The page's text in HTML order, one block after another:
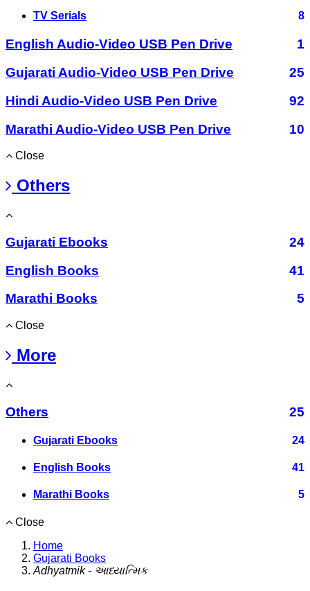
TV Serials 8
English Audio-Video USB Pen Drive
1
Gujarati Audio-Video USB Pen Drive
25
Hindi Audio-Video USB Pen Drive
92
Marathi Audio-Video USB Pen Drive
10
Close
Others
Gujarati Ebooks
24
English Books
41
Marathi Books
5
Close
More
Others 25
Gujarati Ebooks 24
English Books 41
Marathi Books 5
Close
Home
Gujarati Books
Adhyatmik - આધ્યાત્મિક